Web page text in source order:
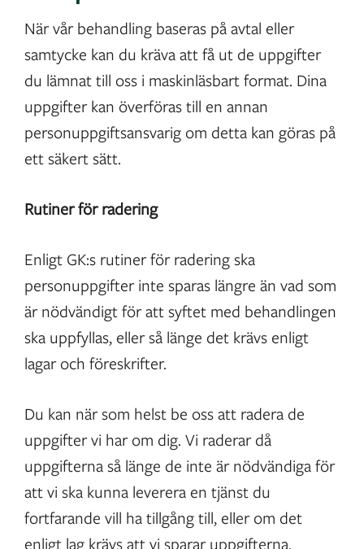
När vår behandling baseras på avtal eller
samtycke kan du kräva att få ut de uppgifter
du lämnat till oss i maskinläsbart format. Dina
uppgifter kan överföras till en annan
personuppgiftsansvarig om detta kan göras på
ett säkert sätt.
Rutiner för radering
Enligt GK:s rutiner för radering ska
personuppgifter inte sparas längre än vad som
är nödvändigt för att syftet med behandlingen
ska uppfyllas, eller så länge det krävs enligt
lagar och föreskrifter.
Du kan när som helst be oss att radera de
uppgifter vi har om dig. Vi raderar då
uppgifterna så länge de inte är nödvändiga för
att vi ska kunna leverera en tjänst du
fortfarande vill ha tillgång till, eller om det
enligt lag krävs att vi sparar uppgifterna.